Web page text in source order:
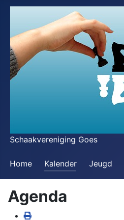
Schaakvereniging Goes
Home Kalender Jeugd
Agenda